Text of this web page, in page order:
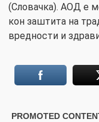
(Словачка). АОД е
кон заштита на
вредности и